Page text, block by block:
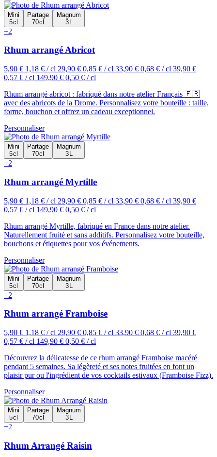
Mini
5 cl
Partage
70 cl
Magnum
3 L
+2
Rhum arrangé Abricot
5,90 € 1,18 € / cl 29,90 € 0,85 € / cl 33,90 € 0,68 € / cl 39,90 €
0,57 € / cl 149,90 € 0,50 € / cl
Rhum arrangé abricot : fabriqué dans notre atelier Français 🇫🇷
avec des abricots de la Drome. Personnalisez votre bouteille : taille,
forme, bouchon et offrez un cadeau exceptionnel.
Personnaliser
Mini
5 cl
Partage
70 cl
Magnum
3 L
+2
Rhum arrangé Myrtille
5,90 € 1,18 € / cl 29,90 € 0,85 € / cl 33,90 € 0,68 € / cl 39,90 €
0,57 € / cl 149,90 € 0,50 € / cl
Rhum arrangé Myrtille, fabriqué en France dans notre atelier.
Naturellement fruité et sans additifs. Personnalisez votre bouteille,
bouchons et étiquettes pour vos événements.
Personnaliser
Mini
5 cl
Partage
70 cl
Magnum
3 L
+2
Rhum arrangé Framboise
5,90 € 1,18 € / cl 29,90 € 0,85 € / cl 33,90 € 0,68 € / cl 39,90 €
0,57 € / cl 149,90 € 0,50 € / cl
Découvrez la délicatesse de ce rhum arrangé Framboise macéré
pendant 5 semaines. Sa légèreté et ses notes fruitées en font un
plaisir pur ou l'ingrédient de vos cocktails estivaux (Framboise Fizz).
Personnaliser
Mini
5 cl
Partage
70 cl
Magnum
3 L
+2
Rhum Arrangé Raisin